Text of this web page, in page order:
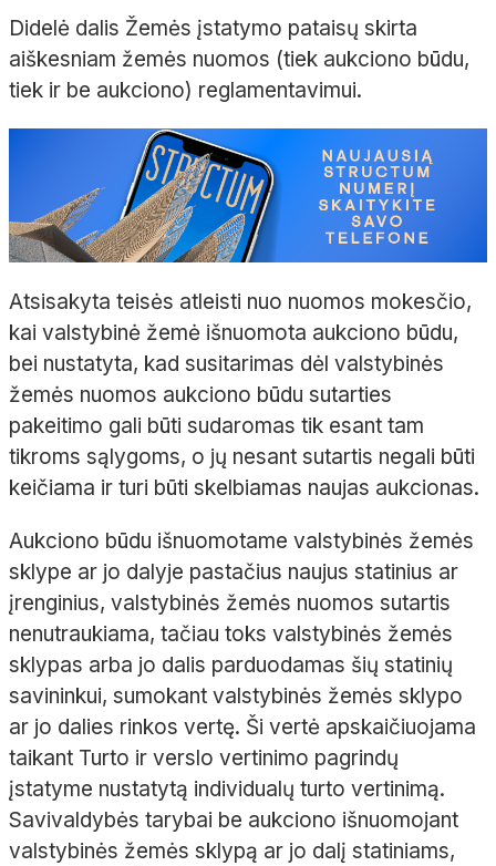
Didelė dalis Žemės įstatymo pataisų skirta
aiškesniam žemės nuomos (tiek aukciono būdu,
tiek ir be aukciono) reglamentavimui.
Atsisakyta teisės atleisti nuo nuomos mokesčio,
kai valstybinė žemė išnuomota aukciono būdu,
bei nustatyta, kad susitarimas dėl valstybinės
žemės nuomos aukciono būdu sutarties
pakeitimo gali būti sudaromas tik esant tam
tikroms sąlygoms, o jų nesant sutartis negali būti
keičiama ir turi būti skelbiamas naujas aukcionas.
Aukciono būdu išnuomotame valstybinės žemės
sklype ar jo dalyje pastačius naujus statinius ar
įrenginius, valstybinės žemės nuomos sutartis
nenutraukiama, tačiau toks valstybinės žemės
sklypas arba jo dalis parduodamas šių statinių
savininkui, sumokant valstybinės žemės sklypo
ar jo dalies rinkos vertę. Ši vertė apskaičiuojama
taikant Turto ir verslo vertinimo pagrindų
įstatyme nustatytą individualų turto vertinimą.
Savivaldybės tarybai be aukciono išnuomojant
valstybinės žemės sklypą ar jo dalį statiniams,